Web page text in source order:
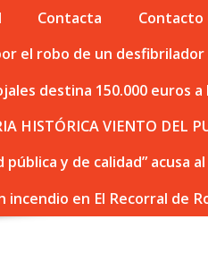
Contacta
Contacto
el robo de un
destina 150.000 euros
HISTÓRICA VIENTO DEL
pública y de calidad”
incendio en El Recorral de